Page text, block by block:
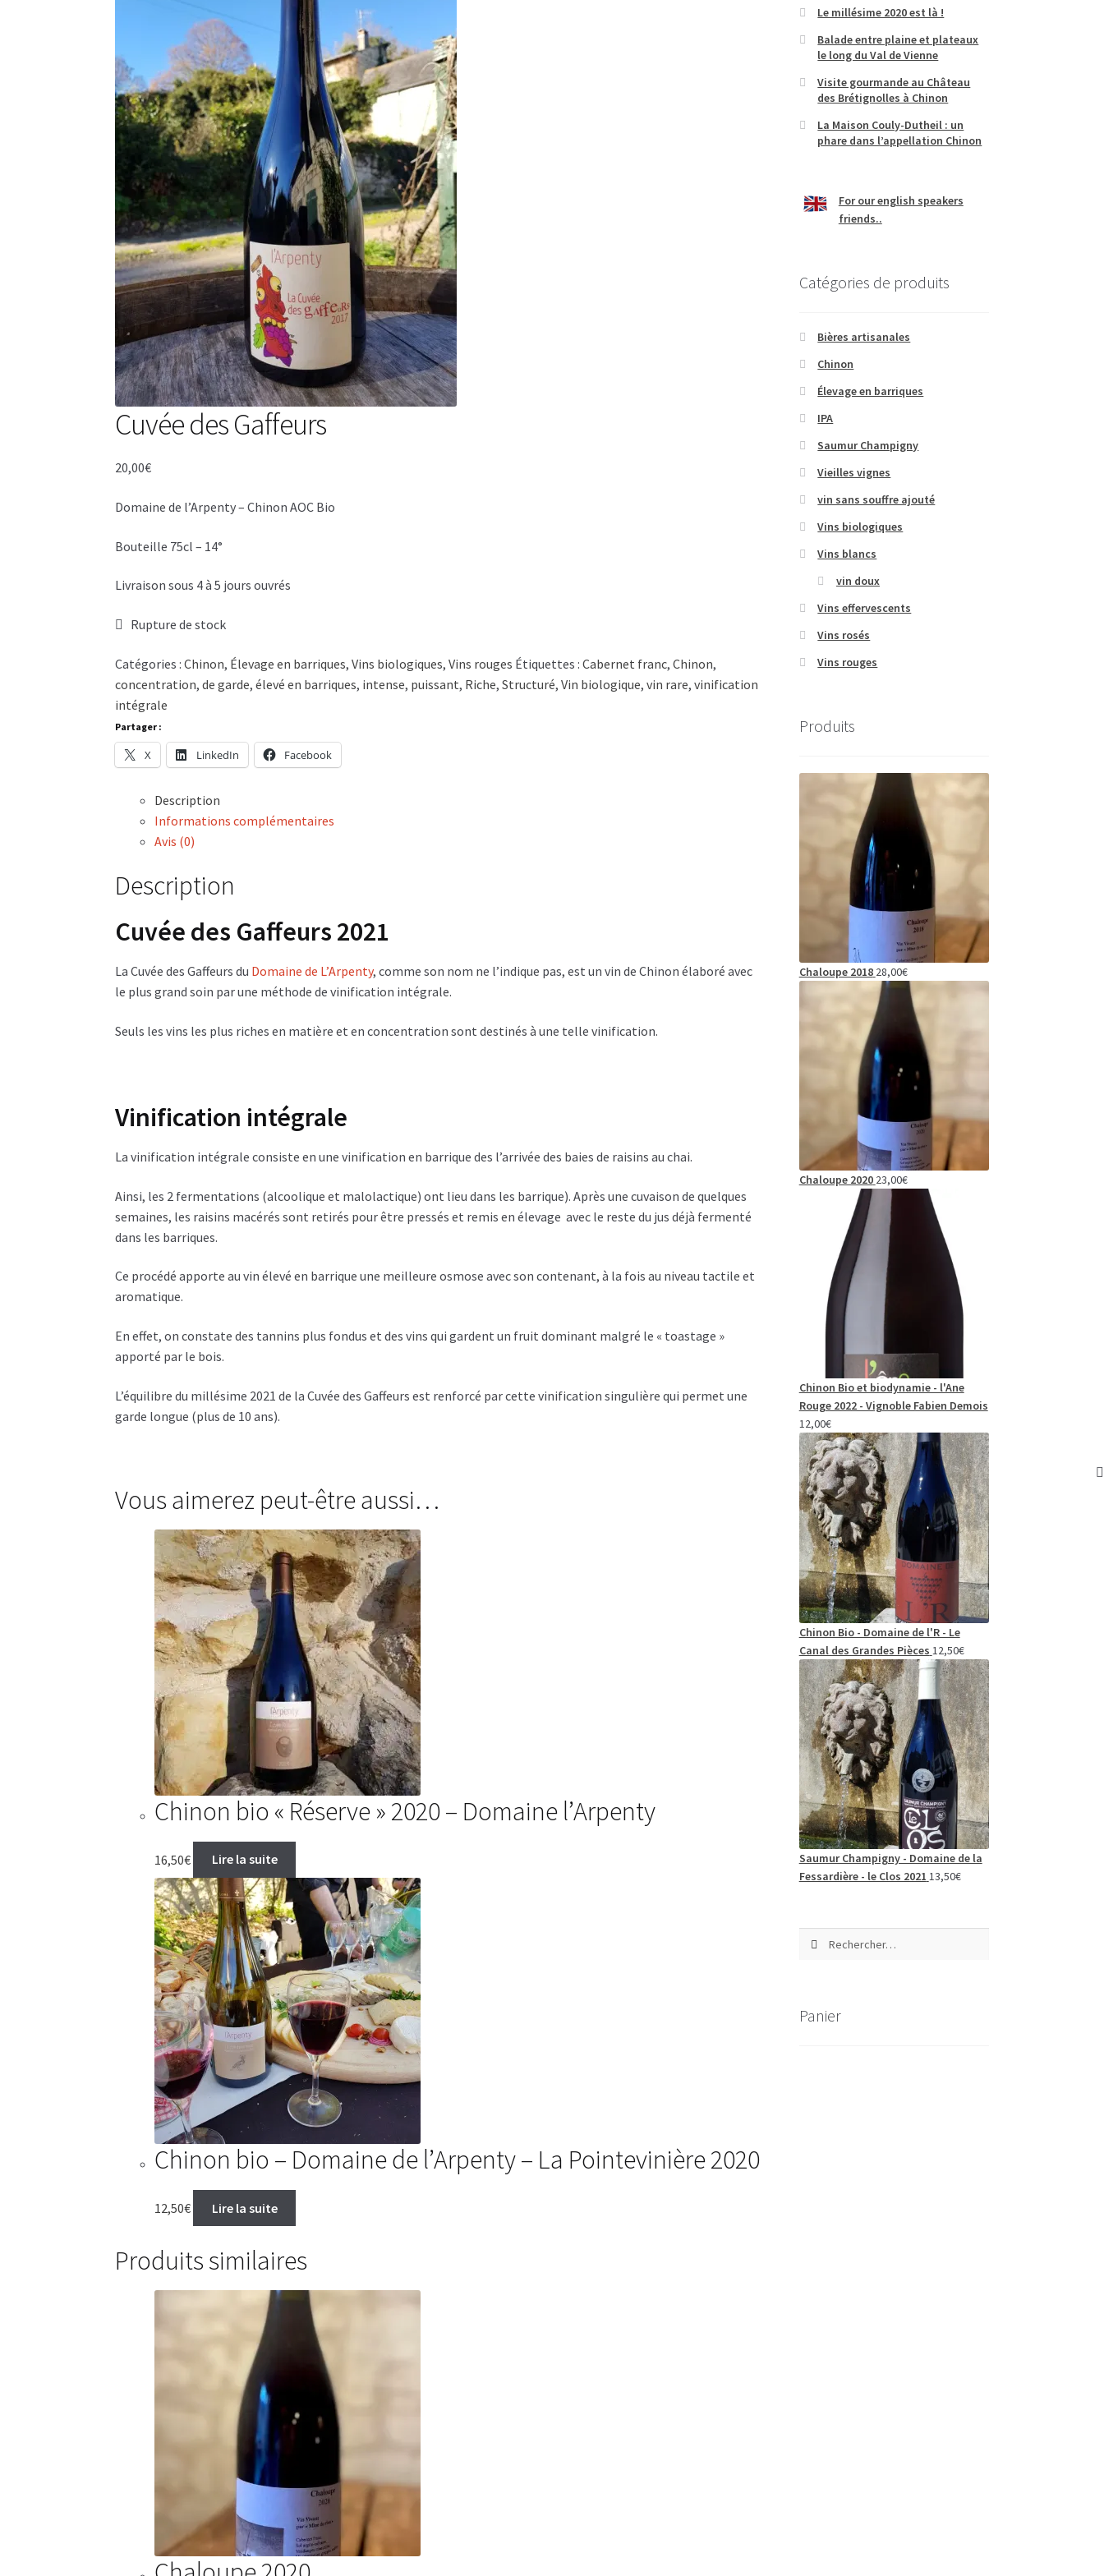
Cuvée des Gaffeurs
20,00€
Domaine de l’Arpenty – Chinon AOC Bio
Bouteille 75cl – 14°
Livraison sous 4 à 5 jours ouvrés
Rupture de stock
Catégories :Chinon, Élevage en barriques,Vins biologiques,Vins rouges Étiquettes :Cabernet franc,Chinon,
concentration,de garde,élevé en barriques, intense, puissant, Riche,Structuré,Vin biologique,vin rare,vinification
intégrale
Partager :
X LinkedIn Facebook
Description
Informations complémentaires
Avis (0)
Description
Cuvée des Gaffeurs 2021
La Cuvée des Gaffeurs du Domaine de L’Arpenty, comme son nom ne l’indique pas, est un vin de Chinon élaboré avec
le plus grand soin par une méthode de vinification intégrale.
Seuls les vins les plus riches en matière et en concentration sont destinés à une telle vinification.
Vinification intégrale
La vinification intégrale consiste en une vinification en barrique des l’arrivée des baies de raisins au chai.
Ainsi, les 2 fermentations (alcoolique et malolactique) ont lieu dans les barrique). Après une cuvaison de quelques
semaines, les raisins macérés sont retirés pour être pressés et remis en élevage avec le reste du jus déjà fermenté
dans les barriques.
Ce procédé apporte au vin élevé en barrique une meilleure osmose avec son contenant, à la fois au niveau tactile et
aromatique.
En effet, on constate des tannins plus fondus et des vins qui gardent un fruit dominant malgré le « toastage »
apporté par le bois.
L’équilibre du millésime 2021 de la Cuvée des Gaffeurs est renforcé par cette vinification singulière qui permet une
garde longue (plus de 10 ans).
Vous aimerez peut-être aussi…
Chinon bio « Réserve » 2020 – Domaine l’Arpenty
16,50€ Lire la suite
Chinon bio – Domaine de l’Arpenty – La Pointevinière 2020
12,50€ Lire la suite
Produits similaires
Le millésime 2020 est là !
Balade entre plaine et plateaux
le long du Val de Vienne
Visite gourmande au Château
des Brétignolles à Chinon
La Maison Couly-Dutheil : un
phare dans l’appellation Chinon
For our english speakers
friends..
Catégories de produits
Bières artisanales
Chinon
Élevage en barriques
IPA
Saumur Champigny
Vieilles vignes
vin sans souffre ajouté
Vins biologiques
Vins blancs
vin doux
Vins effervescents
Vins rosés
Vins rouges
Produits
Chaloupe 2018 28,00€
Chaloupe 2020 23,00€
Chinon Bio et biodynamie - l'Ane
Rouge 2022 - Vignoble Fabien Demois
12,00€
Chinon Bio - Domaine de l'R - Le
Canal des Grandes Pièces 12,50€
Saumur Champigny - Domaine de la
Fessardière - le Clos 2021 13,50€
Panier